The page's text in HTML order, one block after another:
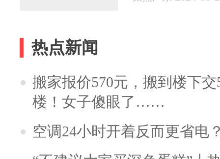
热点新闻
搬家报价570元，搬到楼下
楼！女子傻眼了……
空调24小时开着反而更省电